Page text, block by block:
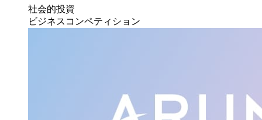
社会的投資
ビジネスコンペティション